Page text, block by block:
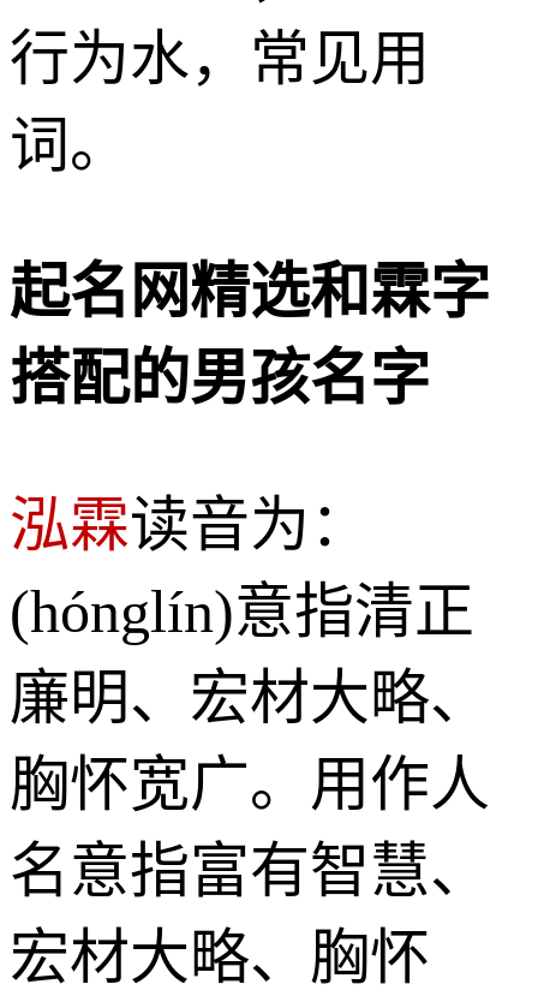
行为水，常见用
词。
起名网精选和霖字
搭配的男孩名字
泓霖读音为：
(hónglín)意指清正
廉明、宏材大略、
胸怀宽广。用作人
名意指富有智慧、
宏材大略、胸怀